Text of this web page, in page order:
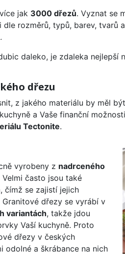
jak 3000 dřezů. Vyznat se
rozměrů, typů, barev, tvarů
daleko, je zdaleka nejlepší
dřezu
z jakého materiálu by měl
a Vaše finanční
Tectonite.
vyrobeny z nadrceného
Velmi často jsou také
čímž se zajistí jejich
Granitové dřezy se vyrábí v
variantách, takže jdou
Vaší kuchyně. Proto
dřezy v českých
odolné a škrábance na nich